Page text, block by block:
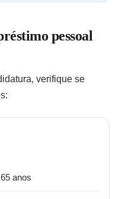
pessoal
verifique se
anos